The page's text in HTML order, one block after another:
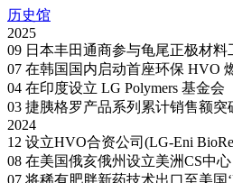
历史馆
2025
09 日本丰田通商参与龟尾正极材料
07 在韩国国内启动首座环保 HVO
04 在印度设立 LG Polymers 基金会
03 捷胰格罗产品系列累计销售额突
2024
12 设立HVO合资公司(LG-Eni
08 在美国俄亥俄州设立美洲CS中心
07 将稀有肥胖新药技术出口至美国